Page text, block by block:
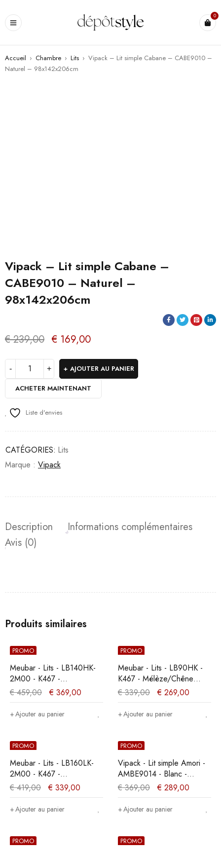
0
Accueil › Chambre › Lits › Vipack – Lit simple Cabane – CABE9010 –
Naturel – 98x142x206cm
Vipack – Lit simple Cabane –
CABE9010 – Naturel –
98x142x206cm
€239,00 € 169,00
AJOUTER AU PANIER
ACHETER MAINTENANT
Liste d'envies
CATÉGORIES: Lits
Marque : Vipack
Description
Informations complémentaires
Avis (0)
Produits similaires
PROMO
Meubar - Lits - LB140HK-
2M00 - K467 -
Mélèze/Chêne cristal
marron clair -
140x104x200cm
€459,00 € 369,00
Ajouter au panier
PROMO
Meubar - Lits - LB90HK -
K467 - Mélèze/Chêne
cristal marron clair -
90x104x200cm
€339,00 € 269,00
Ajouter au panier
PROMO
Meubar - Lits - LB160LK-
2M00 - K467 -
Mélèze/Chêne cristal
marron clair -
160x89x200cm
€419,00 € 339,00
Ajouter au panier
PROMO
Vipack - Lit simple Amori -
AMBE9014 - Blanc -
96x80x211,2cm
€369,00 € 289,00
Ajouter au panier
PROMO PROMO